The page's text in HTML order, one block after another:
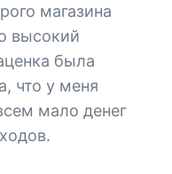
магазина
высокий
была
что у меня
мало денег